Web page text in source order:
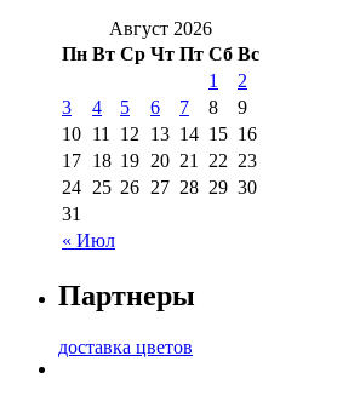
Август 2026
Пн Вт Ср Чт Пт Сб Вс
« Июл
1
2
3
4 5 6 7 8
9
10 11 12 13 14 15 16
17 18 19 20 21 22 23
24 25 26 27 28 29 30
31
Партнеры
доставка цветов